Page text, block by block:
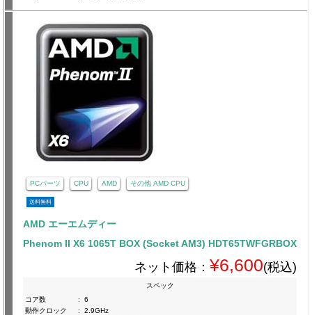
PCパーツ CPU AMD その他 AMD CPU
送料無料
AMD エーエムディー
Phenom II X6 1065T BOX (Socket AM3) HDT65TWFGRBOX
ネット価格： ¥6,600(税込)
スペック
コア数
:
6
動作クロック
:
2.9GHz